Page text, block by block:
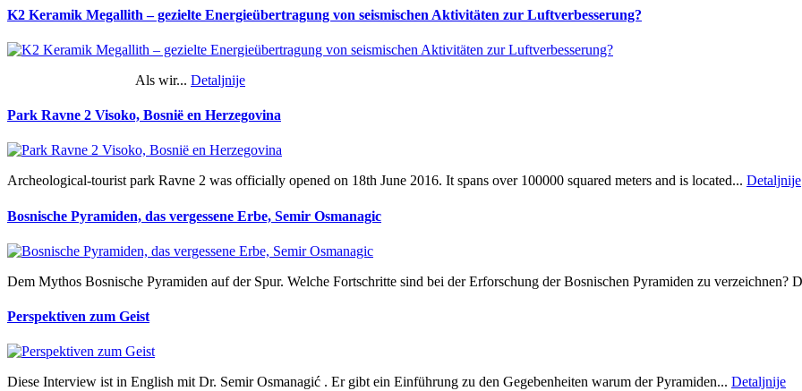
K2 Keramik Megallith – gezielte Energieübertragung von seismischen Aktivitäten zur Luftverbesserung?
Als wir... Detaljnije
Park Ravne 2 Visoko, Bosnië en Herzegovina
Archeological-tourist park Ravne 2 was officially opened on 18th June 2016. It spans over 100000 squared meters and is located... Detaljnije
Bosnische Pyramiden, das vergessene Erbe, Semir Osmanagic
Dem Mythos Bosnische Pyramiden auf der Spur. Welche Fortschritte sind bei der Erforschung der Bosnischen Pyramiden zu verzeichnen?
Perspektiven zum Geist
Diese Interview ist in English mit Dr. Semir Osmanagić . Er gibt ein Einführung zu den Gegebenheiten warum der Pyramiden... Detaljnije